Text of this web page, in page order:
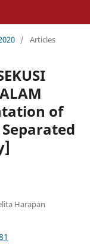
/ Articles
of
Harapan